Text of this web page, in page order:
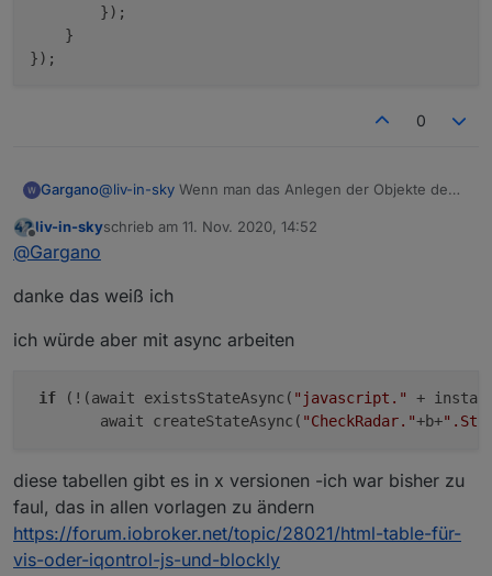
        });
    }
});
0
Gargano@liv-in-sky Wenn man das Anlegen der Objekte dem
machen
const
const
const
{name :dpVIS, type:"string", role :
{name :dpMaterialWidget, type:"string",
createStateList.forEach (function(item) {
    createState(item.name, {
        type: item.type,
        min: 0,
const createStateList = [
{enabled:braucheEinVISWidget, name
]
    if (item.enabled) {
        createState(item.name, {
            type: item.type,
            min: 0,
            def: 0,
Offline
liv-in-skyschrieb am 11. Nov. 2020, 14:52
zuletzt editiert von
@Gargano
danke das weiß ich
ich würde aber mit async arbeiten
if (!(await existsStateAsync( "javascript."
+
        await createStateAsync(
"CheckRadar."+b+
diese tabellen gibt es in x versionen -ich war bisher zu
faul, das in allen vorlagen zu ändern
https://forum.iobroker.net/topic/28021/html-table-für-
vis-oder-iqontrol-js-und-blockly